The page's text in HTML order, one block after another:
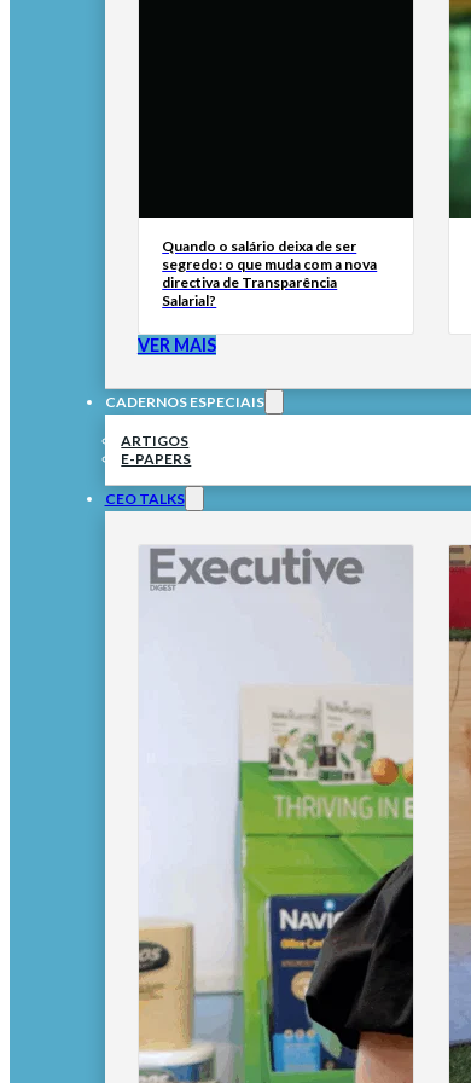
Quando o salário deixa de ser
segredo: o que muda com a nova
directiva de Transparência
Salarial?
VER MAIS
CADERNOS ESPECIAIS
ARTIGOS
E-PAPERS
CEO TALKS